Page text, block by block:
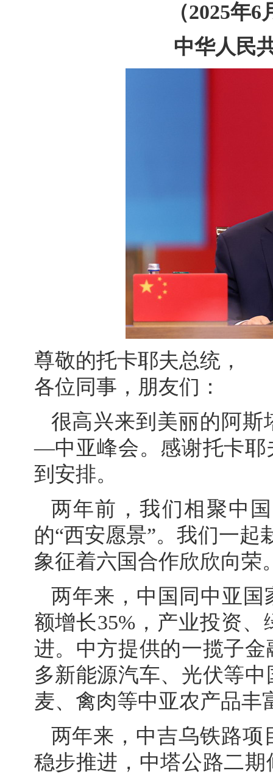
（2025年
中华人民
尊敬的托卡耶夫总统，
各位同事，朋友们：
很高兴来到美丽的阿斯
—中亚峰会。感谢托卡耶
到安排。
两年前，我们相聚中
的“西安愿景”。我们一起
象征着六国合作欣欣向荣
两年来，中国同中亚国
额增长35%，产业投资
进。中方提供的一揽子
多新能源汽车、光伏等
麦、禽肉等中亚农产品丰
两年来，中吉乌铁路项
稳步推进，中塔公路二